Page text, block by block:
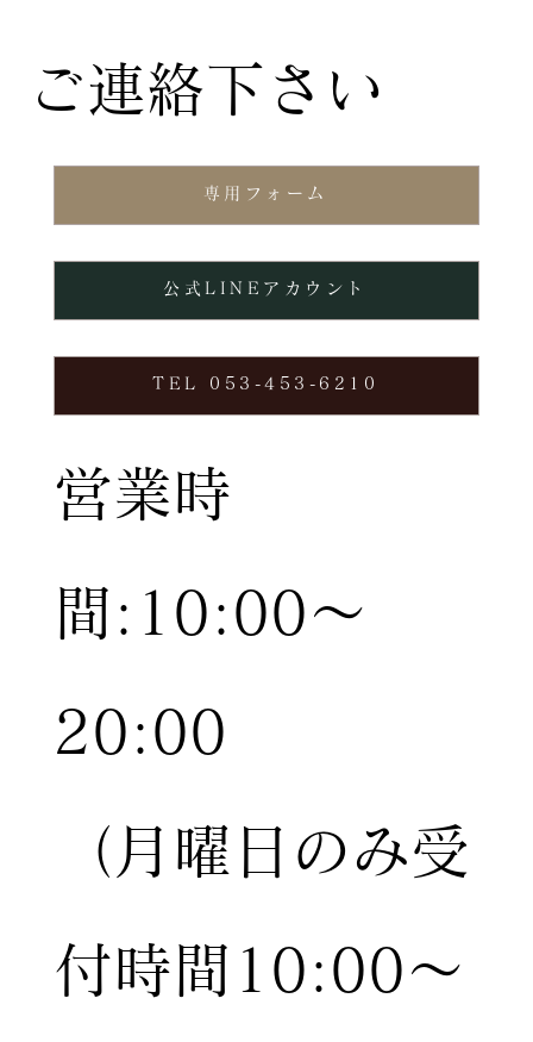
専用フォーム
TEL 053-453-6210
公式LINEアカウント
ご連絡下さい
営業時
間:10:00〜
20:00
（月曜日のみ受
付時間10:00〜